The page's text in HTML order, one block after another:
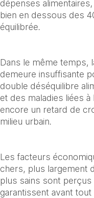
dépenses
bien en dessous des
équilibrée.
Dans le même temps,
demeure insuffisante
double déséquilibre
et des maladies liées
encore un retard de
milieu urbain.
Les facteurs
chers, plus largement
plus sains sont perçus
garantissent avant